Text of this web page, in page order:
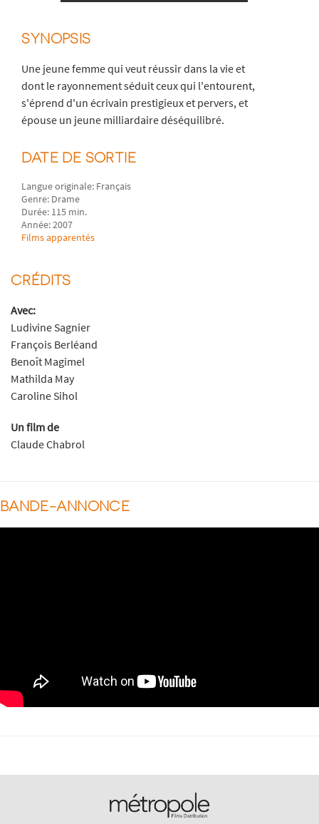
SYNOPSIS
Une jeune femme qui veut réussir dans la vie et
dont le rayonnement séduit ceux qui l'entourent,
s'éprend d'un écrivain prestigieux et pervers, et
épouse un jeune milliardaire déséquilibré.
DATE DE SORTIE
Langue originale: Français
Genre: Drame
Durée: 115 min.
Année: 2007
Films apparentés
CRÉDITS
Avec:
Ludivine Sagnier
François Berléand
Benoît Magimel
Mathilda May
Caroline Sihol
Un film de
Claude Chabrol
BANDE-ANNONCE